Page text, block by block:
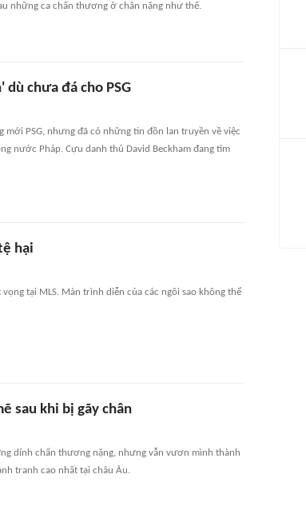
những ca chấn thương ở chân nặng như thế.
chưa đá cho PSG
mới PSG, nhưng đã có những tin đồn lan truyền về việc
nước Pháp. Cựu danh thủ David Beckham đang tìm
hại
tại MLS. Màn trình diễn của các ngôi sao không thể
sau khi bị gãy chân
dính chấn thương nặng, nhưng vẫn vươn mình thành
tranh cao nhất tại châu Âu.